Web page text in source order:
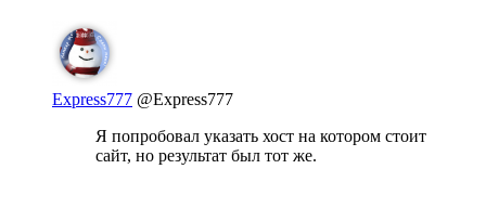
Express777 @Express777
Я попробовал указать хост на котором стоит
сайт, но результат был тот же.